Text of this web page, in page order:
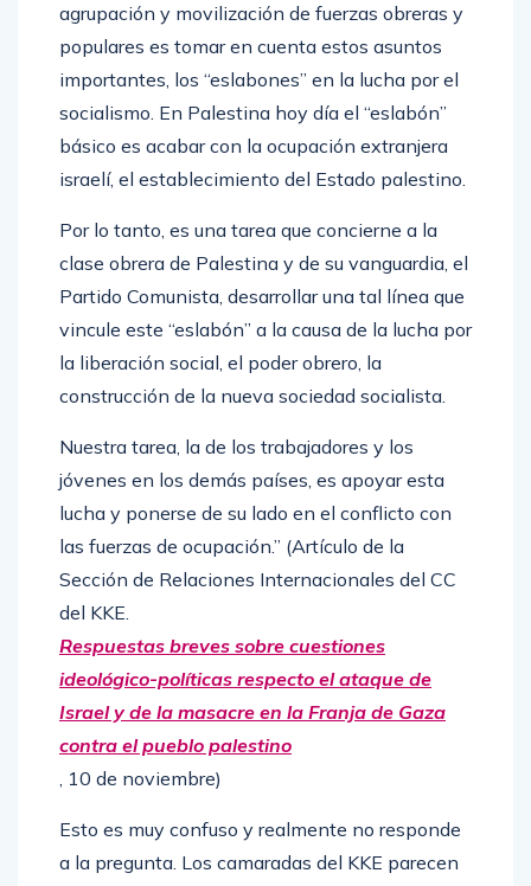
agrupación y movilización de fuerzas obreras y
populares es tomar en cuenta estos asuntos
importantes, los “eslabones” en la lucha por el
socialismo. En Palestina hoy día el “eslabón”
básico es acabar con la ocupación extranjera
israelí, el establecimiento del Estado palestino.
Por lo tanto, es una tarea que concierne a la
clase obrera de Palestina y de su vanguardia, el
Partido Comunista, desarrollar una tal línea que
vincule este “eslabón” a la causa de la lucha por
la liberación social, el poder obrero, la
construcción de la nueva sociedad socialista.
Nuestra tarea, la de los trabajadores y los
jóvenes en los demás países, es apoyar esta
lucha y ponerse de su lado en el conflicto con
las fuerzas de ocupación.” (Artículo de la
Sección de Relaciones Internacionales del CC
del KKE.
Respuestas breves sobre cuestiones
ideológico-políticas respecto el ataque de
Israel y de la masacre en la Franja de Gaza
contra el pueblo palestino
, 10 de noviembre)
Esto es muy confuso y realmente no responde
a la pregunta. Los camaradas del KKE parecen